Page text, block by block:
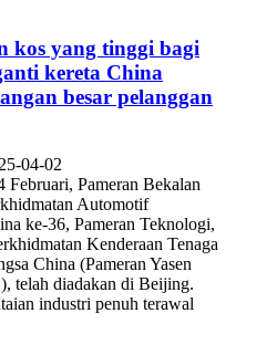
kos yang tinggi bagi
kereta China
besar pelanggan
04-02
Februari, Pameran Bekalan
Automotif
ke-36, Pameran Teknologi,
Kenderaan Tenaga
China (Pameran Yasen
telah diadakan di Beijing.
industri penuh terawal